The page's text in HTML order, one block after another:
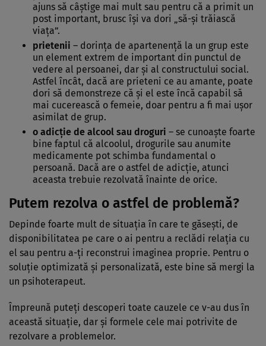
ajuns să câştige mai mult sau pentru că a primit un
post important, brusc îşi va dori „să-şi trăiască
viaţa”.
prietenii – dorinţa de apartenenţă la un grup este
un element extrem de important din punctul de
vedere al persoanei, dar şi al constructului social.
Astfel încât, dacă are prieteni ce au amante, poate
dori să demonstreze că şi el este încă capabil să
mai cucerească o femeie, doar pentru a fi mai uşor
asimilat de grup.
o adicţie de alcool sau droguri – se cunoaşte foarte
bine faptul că alcoolul, drogurile sau anumite
medicamente pot schimba fundamental o
persoană. Dacă are o astfel de adicţie, atunci
aceasta trebuie rezolvată înainte de orice.
Putem rezolva o astfel de problemă?
Depinde foarte mult de situaţia în care te găseşti, de
disponibilitatea pe care o ai pentru a reclădi relaţia cu
el sau pentru a-ţi reconstrui imaginea proprie. Pentru o
soluţie optimizată şi personalizată, este bine să mergi la
un psihoterapeut.
Împreună puteţi descoperi toate cauzele ce v-au dus în
această situaţie, dar şi formele cele mai potrivite de
rezolvare a problemelor.